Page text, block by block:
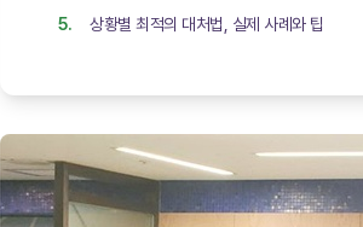
상황별 최적의 대처법, 실제 사례와 팁